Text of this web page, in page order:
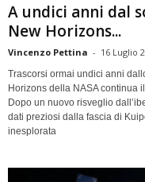
A undici anni dal
New Horizons...
Vincenzo Pettina - 16 Luglio
Trascorsi ormai undici anni
Horizons della NASA continua
Dopo un nuovo risveglio
dati preziosi dalla fascia di
inesplorata